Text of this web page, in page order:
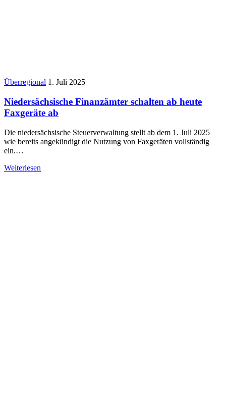
Überregional 1. Juli 2025
Niedersächsische Finanzämter schalten ab heute
Faxgeräte ab
Die niedersächsische Steuerverwaltung stellt ab dem 1. Juli 2025
wie bereits angekündigt die Nutzung von Faxgeräten vollständig
ein.…
Weiterlesen